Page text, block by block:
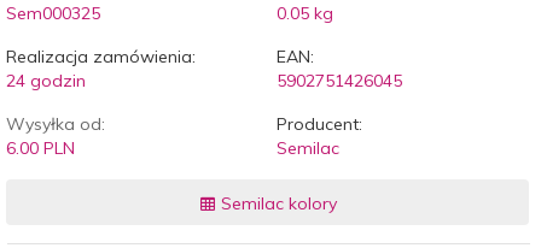
Sem000325
0.05 kg
Realizacja zamówienia:
24 godzin
EAN:
5902751426045
Wysyłka od:
6.00 PLN
Producent:
Semilac
Semilac kolory